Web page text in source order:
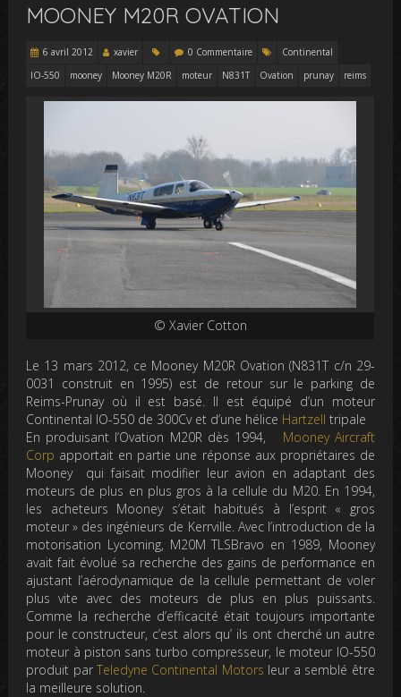
MOONEY M20R OVATION
6 avril 2012 xavier 0 Commentaire
Continental
IO-550
mooney Mooney M20R moteur N831T Ovation prunay reims
© Xavier Cotton
Le 13 mars 2012, ce Mooney M20R Ovation (N831T c/n 29-
0031 construit en 1995) est de retour sur le parking de
Reims-Prunay où il est basé. Il est équipé d’un moteur
Continental IO-550 de 300Cv et d’une hélice Hartzell tripale
En produisant l’Ovation M20R dès 1994, Mooney Aircraft
Corp apportait en partie une réponse aux propriétaires de
Mooney qui faisait modifier leur avion en adaptant des
moteurs de plus en plus gros à la cellule du M20. En 1994,
les acheteurs Mooney s’était habitués à l’esprit « gros
moteur » des ingénieurs de Kerrville. Avec l’introduction de la
motorisation Lycoming, M20M TLSBravo en 1989, Mooney
avait fait évolué sa recherche des gains de performance en
ajustant l’aérodynamique de la cellule permettant de voler
plus vite avec des moteurs de plus en plus puissants.
Comme la recherche d’efficacité était toujours importante
pour le constructeur, c’est alors qu’ ils ont cherché un autre
moteur à piston sans turbo compresseur, le moteur IO-550
produit par Teledyne Continental Motors leur a semblé être
la meilleure solution.